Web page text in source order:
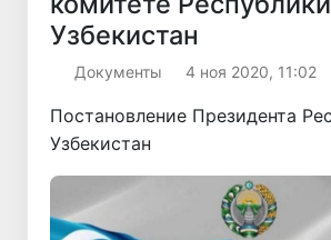
Узбекистан
Документы 4 ноя 2020, 11:02
Постановление Президента
Узбекистан